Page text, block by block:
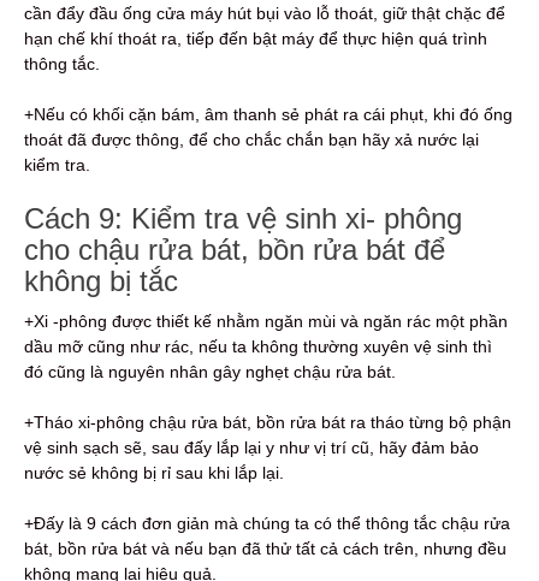
cần đẩy đầu ống cửa máy hút bụi vào lỗ thoát, giữ thật chặc để
hạn chế khí thoát ra, tiếp đến bật máy để thực hiện quá trình
thông tắc.
+Nếu có khối cặn bám, âm thanh sẻ phát ra cái phụt, khi đó ống
thoát đã được thông, để cho chắc chắn bạn hãy xả nước lại
kiểm tra.
Cách 9: Kiểm tra vệ sinh xi- phông
cho chậu rửa bát, bồn rửa bát để
không bị tắc
+Xi -phông được thiết kế nhằm ngăn mùi và ngăn rác một phần
dầu mỡ cũng như rác, nếu ta không thường xuyên vệ sinh thì
đó cũng là nguyên nhân gây nghẹt chậu rửa bát.
+Tháo xi-phông chậu rửa bát, bồn rửa bát ra tháo từng bộ phận
vệ sinh sạch sẽ, sau đấy lắp lại y như vị trí cũ, hãy đảm bảo
nước sẻ không bị rỉ sau khi lắp lại.
+Đấy là 9 cách đơn giản mà chúng ta có thể thông tắc chậu rửa
bát, bồn rửa bát và nếu bạn đã thử tất cả cách trên, nhưng đều
không mang lại hiệu quả.